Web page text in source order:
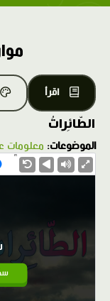
اقرأ
الطّائِراتُ
الموضوعات: معلومات